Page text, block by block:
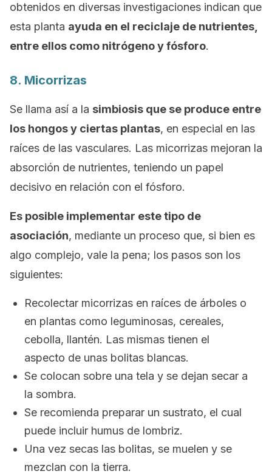
obtenidos en diversas investigaciones indican que
esta planta ayuda en el reciclaje de nutrientes,
entre ellos como nitrógeno y fósforo.
8. Micorrizas
Se llama así a la simbiosis que se produce entre
los hongos y ciertas plantas, en especial en las
raíces de las vasculares. Las micorrizas mejoran la
absorción de nutrientes, teniendo un papel
decisivo en relación con el fósforo.
Es posible implementar este tipo de
asociación, mediante un proceso que, si bien es
algo complejo, vale la pena; los pasos son los
siguientes:
Recolectar micorrizas en raíces de árboles o
en plantas como leguminosas, cereales,
cebolla, llantén. Las mismas tienen el
aspecto de unas bolitas blancas.
Se colocan sobre una tela y se dejan secar a
la sombra.
Se recomienda preparar un sustrato, el cual
puede incluir humus de lombriz.
Una vez secas las bolitas, se muelen y se
mezclan con la tierra.